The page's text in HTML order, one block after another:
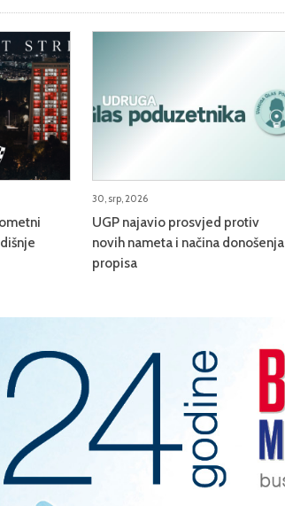
30, srp, 2026
UGP najavio prosvjed protiv
novih nameta i načina donošenja
propisa